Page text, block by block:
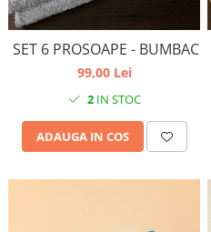
SET 6 PROSOAPE - BUMBAC
99,00 Lei
2IN STOC
ADAUGA IN COS